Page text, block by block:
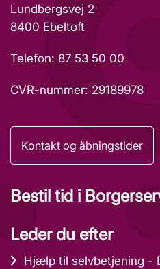
Lundbergsvej 2
8400 Ebeltoft
Telefon: 87 53 50 00
CVR-nummer: 29189978
Kontakt og åbningstider
Bestil tid i
Leder du efter
Hjælp til selvbetjening -